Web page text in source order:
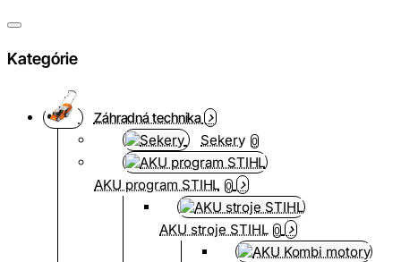
Kategórie
Záhradná technika
Sekery 0
AKU program STIHL 0
AKU stroje STIHL 0